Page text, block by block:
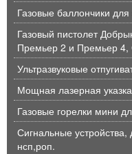
Газовые баллончики
Газовый пистолет
Премьер 2 и Премьер
Ультразвуковые
Мощная лазерная указка
Газовые горелки мини
Сигнальные
нсп,роп.